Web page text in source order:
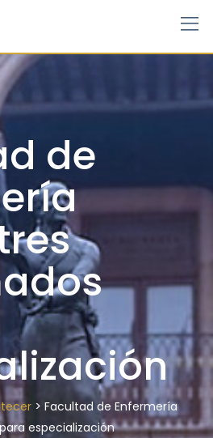
de
> Facultad de Enfermería
especialización